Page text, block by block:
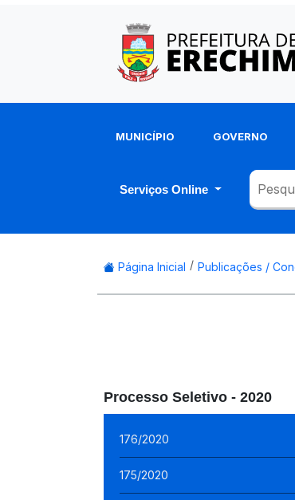
MUNICÍPIO GOVERNO
Serviços Online
Página Inicial Publicações /
Processo Seletivo - 2020
176/2020
175/2020